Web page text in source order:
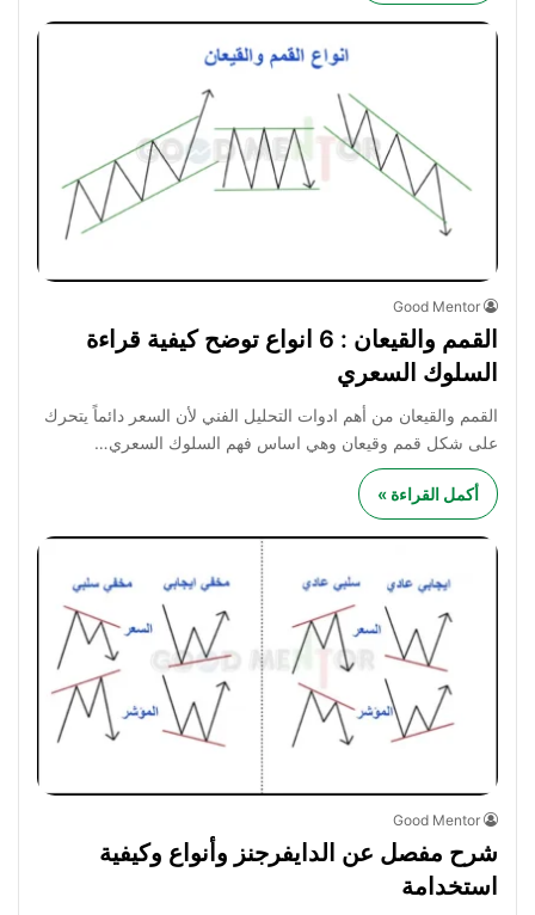
Good Mentor
القمم والقيعان : 6 انواع توضح كيفية قراءة
السلوك السعري
القمم والقيعان من أهم ادوات التحليل الفني لأن السعر دائماً يتحرك
على شكل قمم وقيعان وهي اساس فهم السلوك السعري…
أكمل القراءة »
Good Mentor
شرح مفصل عن الدايفرجنز وأنواع وكيفية
استخدامة